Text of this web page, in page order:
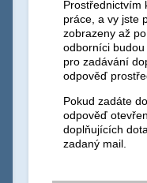
Prostřednictvím
práce, a vy jste
zobrazeny až
odborníci
pro zadávání
odpověď
Pokud zadáte
odpověď
doplňujících
zadaný mail.